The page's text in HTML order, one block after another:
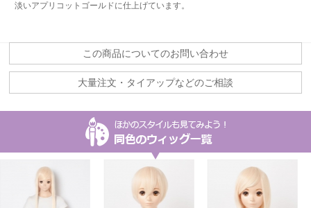
淡いアプリコットゴールドに仕上げています。
この商品についてのお問い合わせ
大量注文・タイアップなどのご相談